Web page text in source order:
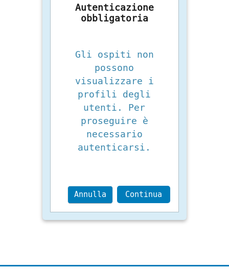
Autenticazione
obbligatoria
Gli ospiti non
possono
visualizzare i
profili degli
utenti. Per
proseguire è
necessario
autenticarsi.
Annulla Continua